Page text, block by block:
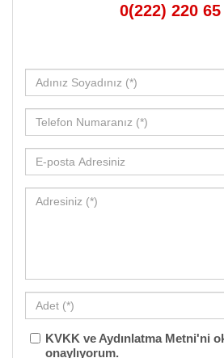
0(222) 220 65
KVKK ve Aydınlatma Metni'ni
onaylıyorum.